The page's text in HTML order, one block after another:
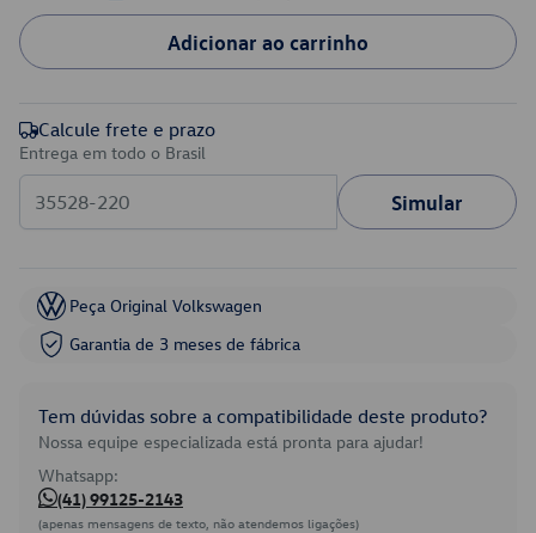
Adicionar ao carrinho
Calcule frete e prazo
Entrega em todo o Brasil
Simular
Peça Original Volkswagen
Garantia de 3 meses de fábrica
Tem dúvidas sobre a compatibilidade deste produto?
Nossa equipe especializada está pronta para ajudar!
Whatsapp:
(41) 99125-2143
(apenas mensagens de texto, não atendemos ligações)